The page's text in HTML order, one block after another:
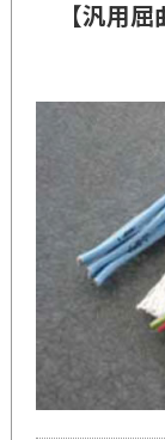
【汎用屈